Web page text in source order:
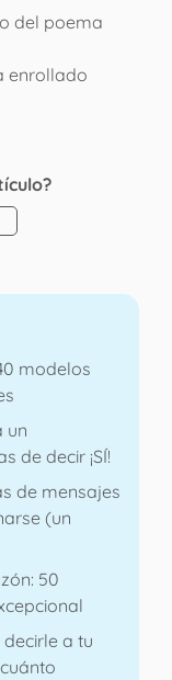
del poema
enrollado
modelos
un
de decir ¡SÍ!
de mensajes
(un
50
a tu